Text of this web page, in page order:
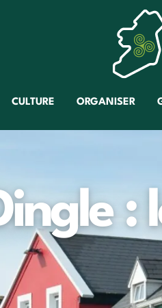
CULTURE ORGANISER
: